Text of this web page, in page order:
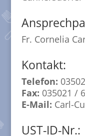
Fr. Cornelia
Kontakt:
Telefon:
Fax: 035021 /
E-Mail: Carl-
UST-ID-Nr.: